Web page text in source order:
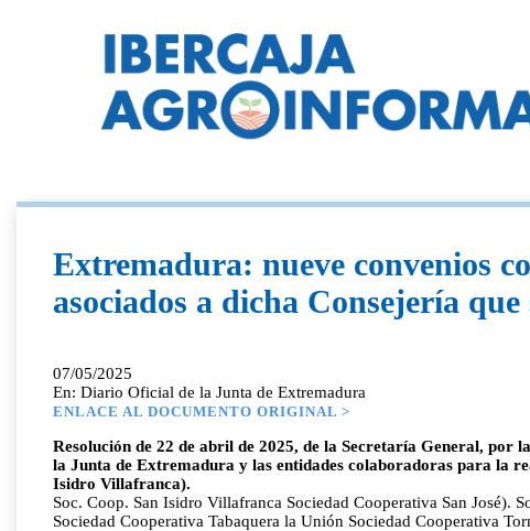
Extremadura: nueve convenios
asociados a dicha Consejería
07/05/2025
En: Diario Oficial de la Junta de Extremadura
ENLACE AL DOCUMENTO ORIGINAL >
Resolución de 22 de abril de 2025, de la Secretaría General,
la Junta de Extremadura y las entidades colaboradoras para la
Isidro Villafranca).
Soc. Coop. San Isidro Villafranca Sociedad Cooperativa San José).
Sociedad Cooperativa Tabaquera la Unión Sociedad Cooperativa